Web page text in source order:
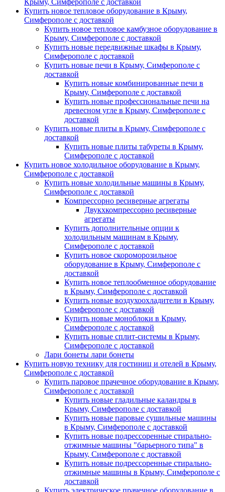
Крыму, Симферополе с доставкой
Купить новое тепловое оборудование в Крыму,
Симферополе с доставкой
Купить новое тепловое камбузное оборудование в
Крыму, Симферополе с доставкой
Купить новые передвижные шкафы в Крыму,
Симферополе с доставкой
Купить новые печи в Крыму, Симферополе с
доставкой
Купить новые комбинированные печи в
Крыму, Симферополе с доставкой
Купить новые профессиональные печи на
древесном угле в Крыму, Симферополе с
доставкой
Купить новые плиты в Крыму, Симферополе с
доставкой
Купить новые плиты табуреты в Крыму,
Симферополе с доставкой
Купить новое холодильное оборудование в Крыму,
Симферополе с доставкой
Купить новые холодильные машины в Крыму,
Симферополе с доставкой
Компрессорно ресиверные агрегаты
Двукхкомпрессорно ресиверные
агрегаты
Купить дополнительные опции к
холодильным машинам в Крыму,
Симферополе с доставкой
Купить новое скороморозильное
оборудование в Крыму, Симферополе с
доставкой
Купить новое теплообменное оборудование
в Крыму, Симферополе с доставкой
Купить новые воздухоохладители в Крыму,
Симферополе с доставкой
Купить новые моноблоки в Крыму,
Симферополе с доставкой
Купить новые сплит-системы в Крыму,
Симферополе с доставкой
Лари бонеты лари бонеты
Купить новую технику для гостиниц и отелей в Крыму,
Симферополе с доставкой
Купить паровое прачечное оборудование в Крыму,
Симферополе с доставкой
Купить новые гладильные каландры в
Крыму, Симферополе с доставкой
Купить новые паровые сушильные машины
в Крыму, Симферополе с доставкой
Купить новые подрессоренные стирально-
отжимные машины "барьерного типа" в
Крыму, Симферополе с доставкой
Купить новые подрессоренные стирально-
отжимные машины в Крыму, Симферополе с
доставкой
Купить электрическое прачечное оборудование в